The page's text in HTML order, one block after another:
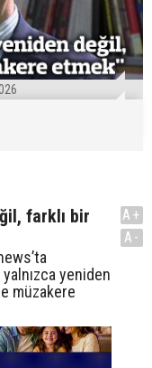
farklı bir
yeniden
müzakere
A+
A-